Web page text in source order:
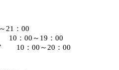
：00
10：00～19：00
10：00～20：00